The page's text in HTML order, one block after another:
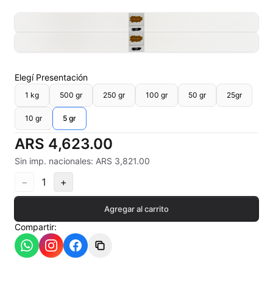
Conos pirometricos Orton
Contramoldes
Crayones cerámicos
Crisoles refractarios
Esmaltes Artisticos
Esmaltes Brillantes
Elegí Presentación
1 kg 500 gr 250 gr 100 gr 50 gr 25gr
10 gr 5 gr
ARS 4,623.00
Sin imp. nacionales: ARS 3,821.00
− 1 +
Agregar al carrito
Compartir: